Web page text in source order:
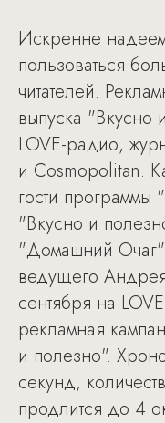
Искренне
пользоваться
читателей.
выпуска "Вкусно
LOVE-радио,
и Cosmopolitan.
гости
"Вкусно и
"Домашний Очаг"
ведущего
сентября на
рекламная
и полезно".
секунд,
продлится до 4